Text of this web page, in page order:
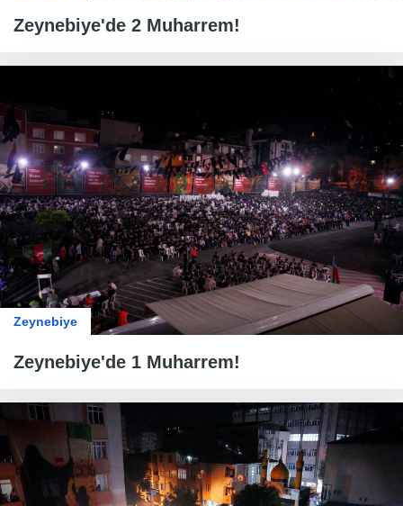
Zeynebiye'de 2 Muharrem!
Zeynebiye
Zeynebiye'de 1 Muharrem!